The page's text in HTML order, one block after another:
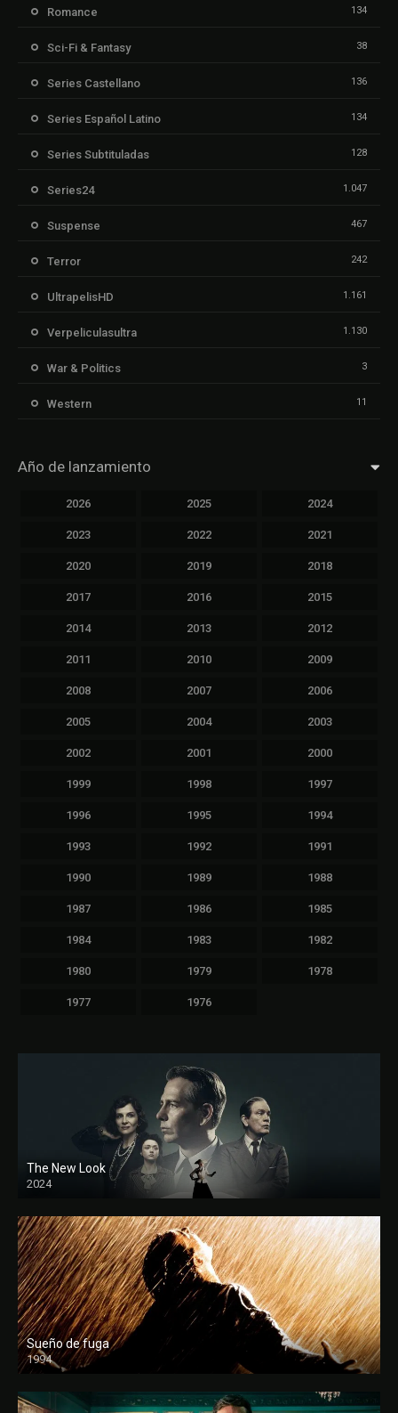
Romance 134
Sci-Fi & Fantasy 38
Series Castellano 136
Series Español Latino 134
Series Subtituladas 128
Series24 1.047
Suspense 467
Terror 242
UltrapelisHD 1.161
Verpeliculasultra 1.130
War & Politics 3
Western 11
Año de lanzamiento
2026 2025 2024
2023 2022 2021
2020 2019 2018
2017 2016 2015
2014 2013 2012
2011 2010 2009
2008 2007 2006
2005 2004 2003
2002 2001 2000
1999 1998 1997
1996 1995 1994
1993 1992 1991
1990 1989 1988
1987 1986 1985
1984 1983 1982
1980 1979 1978
1977 1976
The New Look
2024
Sueño de fuga
1994
FULL HD